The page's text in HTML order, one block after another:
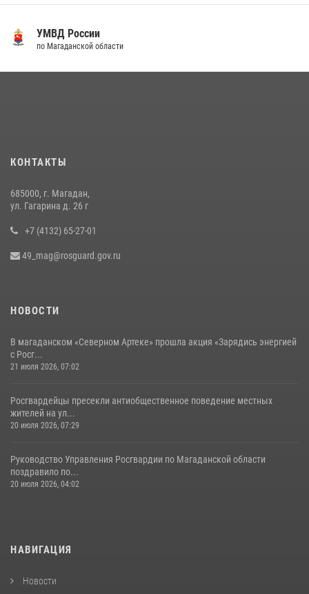
УМВД России
по Магаданской области
КОНТАКТЫ
685000, г. Магадан,
ул. Гагарина д. 26 г
+7 (4132) 65-27-01
49_mag@rosguard.gov.ru
НОВОСТИ
В магаданском «Северном Артеке» прошла акция «Зарядись энергией
с Росг...
21 июля 2026, 07:02
Росгвардейцы пресекли антиобщественное поведение местных
жителей на ул...
20 июля 2026, 07:29
Руководство Управления Росгвардии по Магаданской области
поздравило по...
20 июля 2026, 04:02
НАВИГАЦИЯ
Новости